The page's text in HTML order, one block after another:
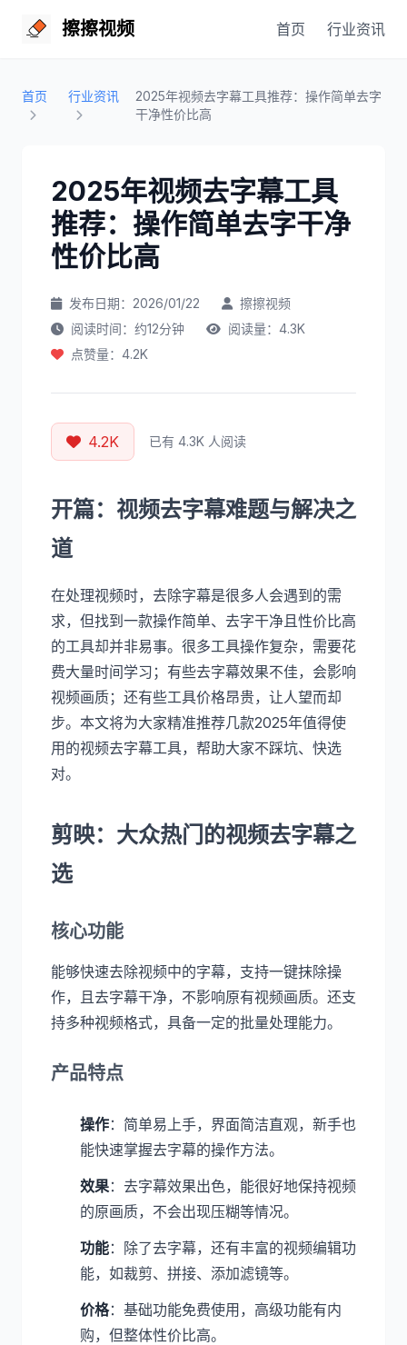
擦擦视频 首页 行业资讯
首页 行业资讯
2025年视频去字幕工具推荐：操作简单去字
干净性价比高
2025年视频去字幕工具
推荐：操作简单去字干净
性价比高
发布日期：2026/01/22
擦擦视频
阅读时间：约12分钟
阅读量：4.3K
点赞量：4.2K
4.2K 已有 4.3K 人阅读
开篇：视频去字幕难题与解决之
道
在处理视频时，去除字幕是很多人会遇到的需
求，但找到一款操作简单、去字干净且性价比高
的工具却并非易事。很多工具操作复杂，需要花
费大量时间学习；有些去字幕效果不佳，会影响
视频画质；还有些工具价格昂贵，让人望而却
步。本文将为大家精准推荐几款2025年值得使
用的视频去字幕工具，帮助大家不踩坑、快选
对。
剪映：大众热门的视频去字幕之
选
核心功能
能够快速去除视频中的字幕，支持一键抹除操
作，且去字幕干净，不影响原有视频画质。还支
持多种视频格式，具备一定的批量处理能力。
产品特点
操作：简单易上手，界面简洁直观，新手也
能快速掌握去字幕的操作方法。
效果：去字幕效果出色，能很好地保持视频
的原画质，不会出现压糊等情况。
功能：除了去字幕，还有丰富的视频编辑功
能，如裁剪、拼接、添加滤镜等。
价格：基础功能免费使用，高级功能有内
购，但整体性价比高。